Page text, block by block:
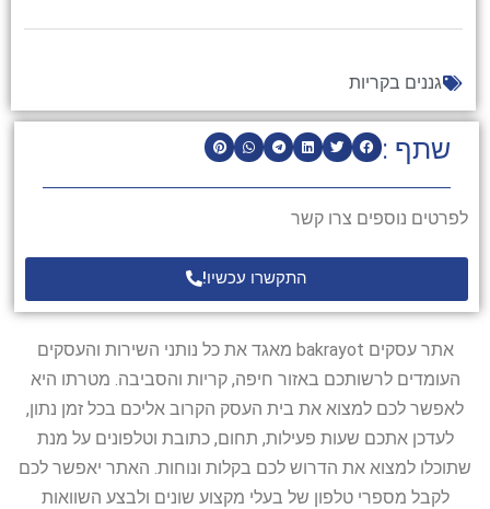
שתף :
לפרטים נוספים צרו קשר
התקשרו עכשיו!
גננים בקריות
אתר עסקים bakrayot מאגד את כל נותני השירות והעסקים
העומדים לרשותכם באזור חיפה, קריות והסביבה. מטרתו היא
לאפשר לכם למצוא את בית העסק הקרוב אליכם בכל זמן נתון,
לעדכן אתכם שעות פעילות, תחום, כתובת וטלפונים על מנת
שתוכלו למצוא את הדרוש לכם בקלות ונוחות. האתר יאפשר לכם
לקבל מספרי טלפון של בעלי מקצוע שונים ולבצע השוואות